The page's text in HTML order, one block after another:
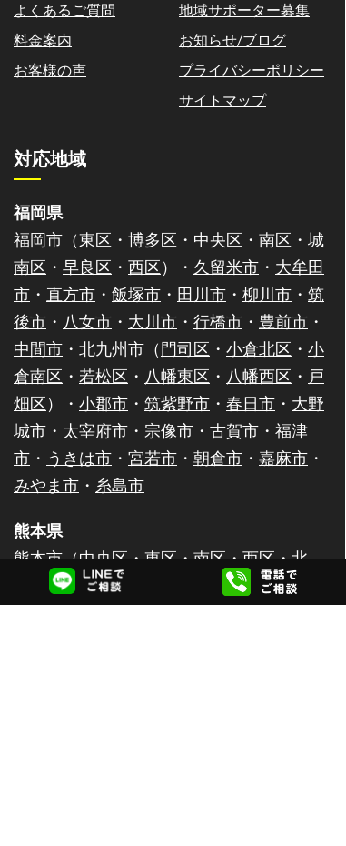
よくあるご質問
料金案内
お客様の声
地域サポーター募集
お知らせ/ブログ
プライバシーポリシー
サイトマップ
対応地域
福岡県
福岡市（東区 ・ 博多区 ・ 中央区 ・ 南区 ・ 城
南区 ・ 早良区 ・ 西区）・ 久留米市 ・ 大牟田
市 ・ 直方市 ・ 飯塚市 ・ 田川市 ・ 柳川市 ・ 筑
後市 ・ 八女市 ・ 大川市 ・ 行橋市 ・ 豊前市 ・
中間市 ・北九州市（門司区 ・ 小倉北区 ・ 小
倉南区 ・ 若松区 ・ 八幡東区 ・ 八幡西区 ・ 戸
畑区）・ 小郡市 ・ 筑紫野市 ・ 春日市 ・ 大野
城市 ・ 太宰府市 ・ 宗像市 ・ 古賀市 ・ 福津
市 ・ うきは市 ・ 宮若市 ・ 朝倉市 ・ 嘉麻市 ・
みやま市 ・ 糸島市
熊本県
熊本市（中央区 ・ 東区 ・ 南区 ・ 西区 ・ 北
）・八代市・ 荒尾市・ 水俣市